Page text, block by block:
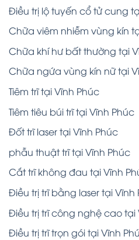
Điều trị lộ tuyến cổ tử cung
Chữa viêm nhiễm vùng kín
Chữa khí hư bất thường tại
Chữa ngứa vùng kín nữ tại
Tiêm trĩ tại Vĩnh Phúc
Tiêm tiêu búi trĩ tại Vĩnh Phúc
Đốt trĩ laser tại Vĩnh Phúc
phẫu thuật trĩ tại Vĩnh Phúc
Cắt trĩ không đau tại Vĩnh
Điều trị trĩ bằng laser tại Vĩnh
Điều trị trĩ công nghệ cao tại
Điều trị trĩ trọn gói tại Vĩnh